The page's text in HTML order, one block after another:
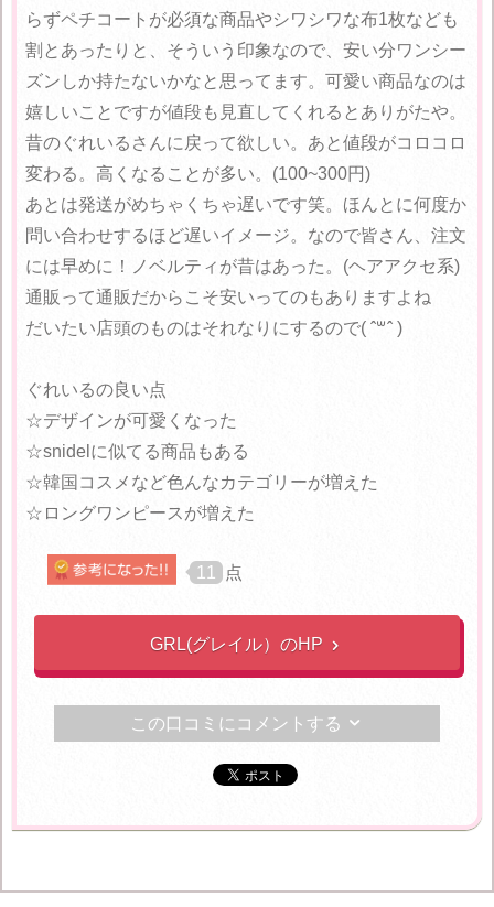
らずペチコートが必須な商品やシワシワな布1枚なども
割とあったりと、そういう印象なので、安い分ワンシー
ズンしか持たないかなと思ってます。可愛い商品なのは
嬉しいことですが値段も見直してくれるとありがたや。
昔のぐれいるさんに戻って欲しい。あと値段がコロコロ
変わる。高くなることが多い。(100~300円)
あとは発送がめちゃくちゃ遅いです笑。ほんとに何度か
問い合わせするほど遅いイメージ。なので皆さん、注文
には早めに！ノベルティが昔はあった。(ヘアアクセ系)
通販って通販だからこそ安いってのもありますよね
だいたい店頭のものはそれなりにするので( ˆ꒳ˆ )
ぐれいるの良い点
☆デザインが可愛くなった
☆snidelに似てる商品もある
☆韓国コスメなど色んなカテゴリーが増えた
☆ロングワンピースが増えた
11 点
GRL(グレイル）のHP 
この口コミにコメントする 